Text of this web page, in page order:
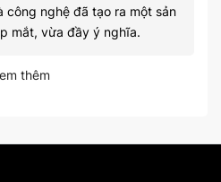
công nghệ đã tạo ra một sản
mắt, vừa đầy ý nghĩa.
thêm